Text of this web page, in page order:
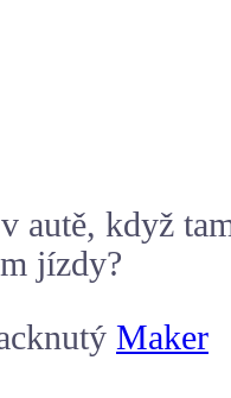
autě, když
jízdy?
Maker